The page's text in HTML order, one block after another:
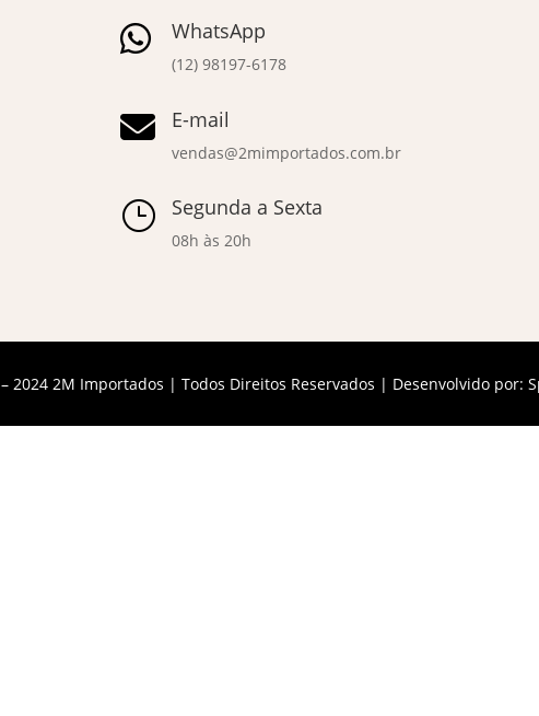
 WhatsApp
(12) 98197-6178
 E-mail
vendas@2mimportados.com.br
} Segunda a Sexta
08h às 20h
2024 2M Importados | Todos Direitos Reservados | Desenvolvido por: